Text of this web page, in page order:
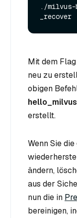
./milvus-
Mit dem Flag
neu zu
obigen
erstellt.
Wenn Sie
ändern,
aus der
nun die in
bereinigen,